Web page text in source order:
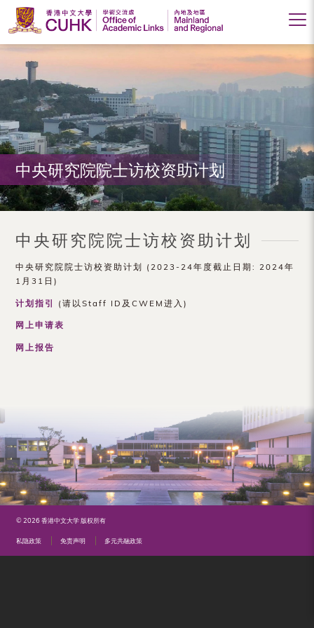
香
港
中
文
大
学
学
流
处
（内
地
地
区）
中央研究院院士访校资助计划
中央研究院院士访校资助计划
中央研究院院士访校资助计划 (2023-24年度截止日期: 2024年
1月31日)
计划指引 (请以Staff ID及CWEM进入)
网上申请表
网上报告
© 2026 香港中文大学 版权所有
私隐政策 免责声明 多元共融政策